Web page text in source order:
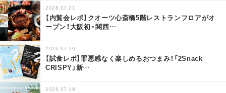
2026.07.21
【内覧会レポ】クオーツ心斎橋5階レストランフロアがオ
ープン！大阪初・関西…
2026.07.20
【試食レポ】罪悪感なく楽しめるおつまみ！「2Snack
CRISPY」新…
2026.07.19